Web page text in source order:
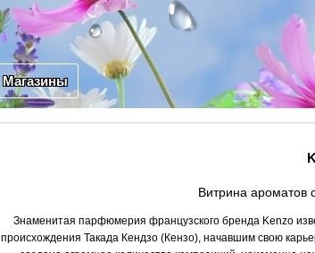
Магазины
Витрина ароматов
Знаменитая парфюмерия французского бренда Kenzo
происхождения Такада Кендзо (Кензо), начавшим свою